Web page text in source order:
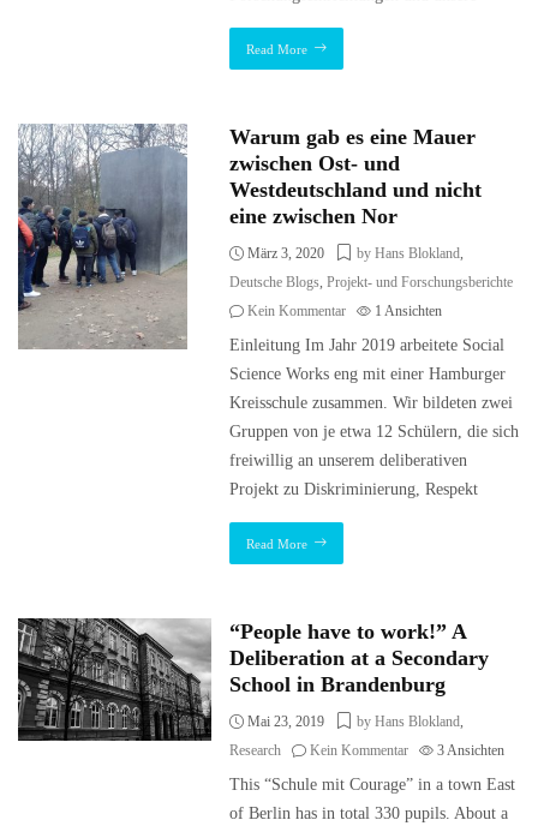
Read More
Warum gab es eine Mauer
zwischen Ost- und
Westdeutschland und nicht
eine zwischen Nor
März 3, 2020 by Hans Blokland,
Deutsche Blogs,Projekt- und Forschungsberichte
Kein Kommentar
1Ansichten
Einleitung Im Jahr 2019 arbeitete Social
Science Works eng mit einer Hamburger
Kreisschule zusammen. Wir bildeten zwei
Gruppen von je etwa 12 Schülern, die sich
freiwillig an unserem deliberativen
Projekt zu Diskriminierung, Respekt
Read More
“People have to work!” A
Deliberation at a Secondary
School in Brandenburg
Mai 23, 2019 by Hans Blokland,
Research
Kein Kommentar 3Ansichten
This “Schule mit Courage” in a town East
of Berlin has in total 330 pupils. About a